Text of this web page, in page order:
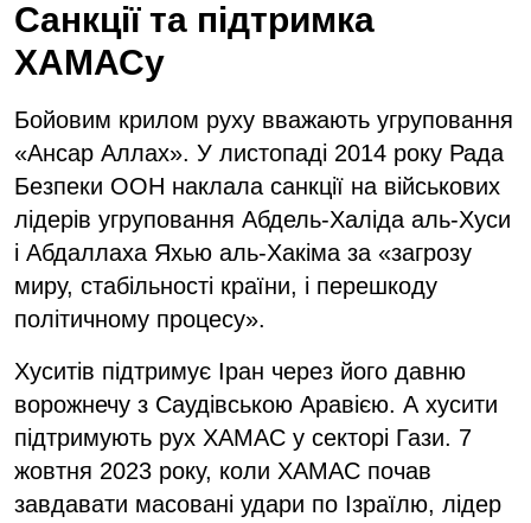
Санкції та підтримка
ХАМАСу
Бойовим крилом руху вважають угруповання
«Ансар Аллах». У листопаді 2014 року Рада
Безпеки ООН наклала санкції на військових
лідерів угруповання Абдель-Халіда аль-Хуси
і Абдаллаха Яхью аль-Хакіма за «загрозу
миру, стабільності країни, і перешкоду
політичному процесу».
Хуситів підтримує Іран через його давню
ворожнечу з Саудівською Аравією. А хусити
підтримують рух ХАМАС у секторі Гази. 7
жовтня 2023 року, коли ХАМАС почав
завдавати масовані удари по Ізраїлю, лідер